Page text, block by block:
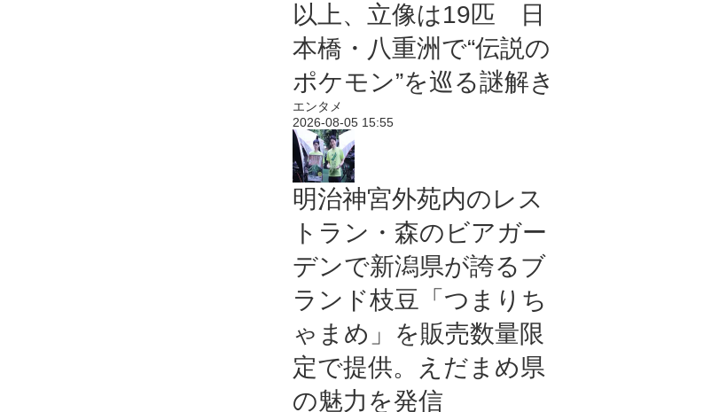
以上、立像は19匹 日
本橋・八重洲で“伝説の
ポケモン”を巡る謎解き
エンタメ
2026-08-05 15:55
明治神宮外苑内のレス
トラン・森のビアガー
デンで新潟県が誇るブ
ランド枝豆「つまりち
ゃまめ」を販売数量限
定で提供。えだまめ県
の魅力を発信